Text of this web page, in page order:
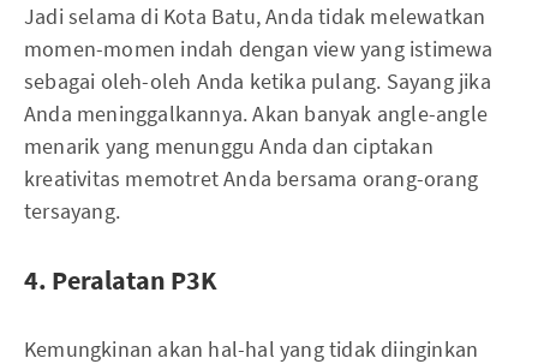
Jadi selama di Kota Batu, Anda tidak melewatkan
momen-momen indah dengan view yang istimewa
sebagai oleh-oleh Anda ketika pulang. Sayang jika
Anda meninggalkannya. Akan banyak angle-angle
menarik yang menunggu Anda dan ciptakan
kreativitas memotret Anda bersama orang-orang
tersayang.
4. Peralatan P3K
Kemungkinan akan hal-hal yang tidak diinginkan